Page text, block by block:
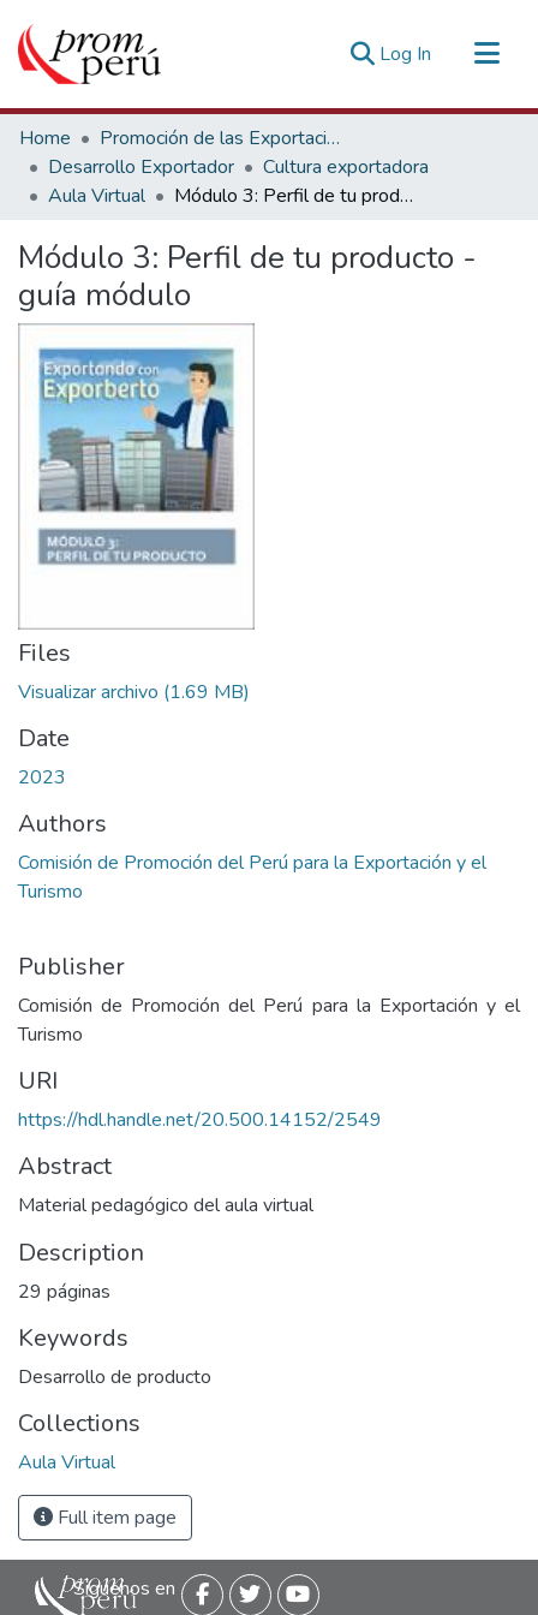
Log In (current)
Communities & Collections
All of DSpace
Statistics
Estadísticas Externas
Home
Promoción de las Exportaciones
Desarrollo Exportador
Cultura exportadora
Aula Virtual
Módulo 3: Perfil de tu producto - guía módulo
Módulo 3: Perfil de tu producto -
guía módulo
Files
Visualizar archivo (1.69 MB)
Date
2023
Authors
Comisión de Promoción del Perú para la Exportación y el
Turismo
Publisher
Comisión de Promoción del Perú para la Exportación y el
Turismo
URI
https://hdl.handle.net/20.500.14152/2549
Abstract
Material pedagógico del aula virtual
Description
29 páginas
Keywords
Desarrollo de producto
Collections
Aula Virtual
Full item page
Siguenos en